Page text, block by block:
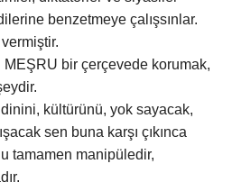
benzetmeye çalışsınlar.
MEŞRU bir çerçevede korumak,
kültürünü, yok sayacak,
sen buna karşı çıkınca
tamamen manipüledir,